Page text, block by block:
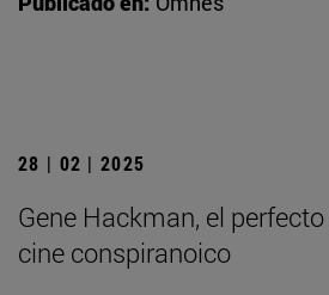
28 | 02 | 2025
Gene Hackman, el
cine conspiranoico